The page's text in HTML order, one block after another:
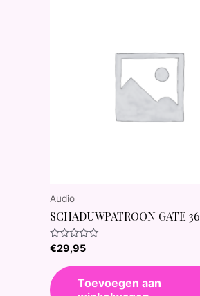
Audio
SCHADUWPATROON GATE 36
Waardering
0
5
€29,95
Toevoegen aan